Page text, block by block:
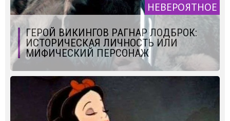
НЕВЕРОЯТНОЕ
ГЕРОЙ ВИКИНГОВ РАГНАР ЛОДБРОК:
ИСТОРИЧЕСКАЯ ЛИЧНОСТЬ ИЛИ
МИФИЧЕСКИЙ ПЕРСОНАЖ